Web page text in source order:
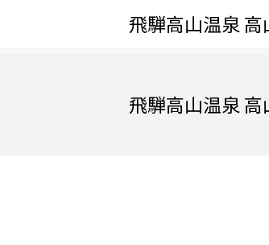
飛騨高山温泉 高
飛騨高山温泉 高